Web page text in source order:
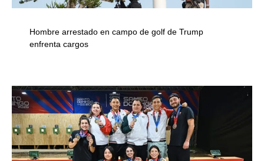
Hombre arrestado en campo de golf de Trump
enfrenta cargos